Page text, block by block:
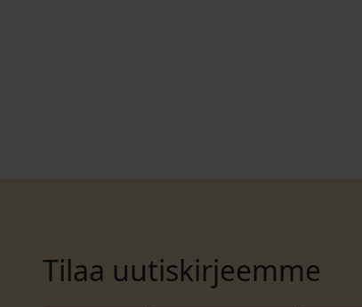
Tilaa uutiskirjeemme